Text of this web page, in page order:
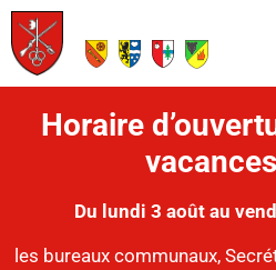
Horaire
Du lundi 3 août au
les bureaux communaux,